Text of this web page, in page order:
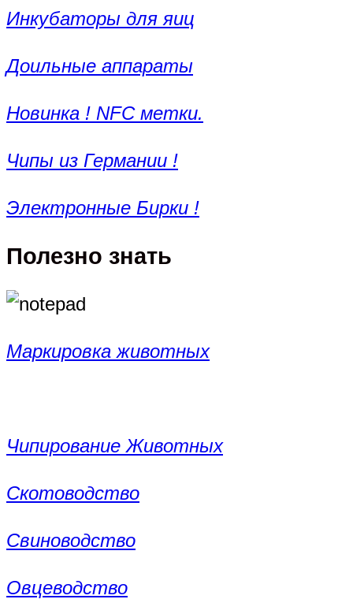
Инкубаторы для яиц
Доильные аппараты
Новинка ! NFC метки.
Чипы из Германии !
Электронные Бирки !
Полезно знать
Маркировка животных
Чипирование Животных
Скотоводство
Свиноводство
Овцеводство